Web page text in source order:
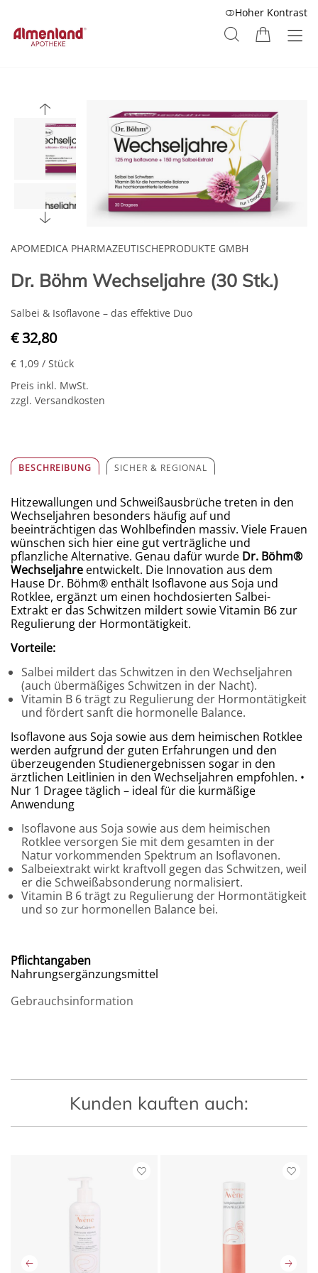
Hoher Kontrast
APOMEDICA PHARMAZEUTISCHEPRODUKTE GMBH
Dr. Böhm Wechseljahre (30 Stk.)
Salbei & Isoflavone – das effektive Duo
€ 32,80
€ 1,09 / Stück
Preis inkl. MwSt.
zzgl. Versandkosten
BESCHREIBUNG SICHER & REGIONAL
Hitzewallungen und Schweißausbrüche treten in den
Wechseljahren besonders häufig auf und
beeinträchtigen das Wohlbefinden massiv. Viele Frauen
wünschen sich hier eine gut verträgliche und
pflanzliche Alternative. Genau dafür wurde Dr. Böhm®
Wechseljahre entwickelt. Die Innovation aus dem
Hause Dr. Böhm® enthält Isoflavone aus Soja und
Rotklee, ergänzt um einen hochdosierten Salbei-
Extrakt er das Schwitzen mildert sowie Vitamin B6 zur
Regulierung der Hormontätigkeit.
Vorteile:
Salbei mildert das Schwitzen in den Wechseljahren
(auch übermäßiges Schwitzen in der Nacht).
Vitamin B 6 trägt zu Regulierung der Hormontätigkeit
und fördert sanft die hormonelle Balance.
Isoflavone aus Soja sowie aus dem heimischen Rotklee
werden aufgrund der guten Erfahrungen und den
überzeugenden Studienergebnissen sogar in den
ärztlichen Leitlinien in den Wechseljahren empfohlen. •
Nur 1 Dragee täglich – ideal für die kurmäßige
Anwendung
Isoflavone aus Soja sowie aus dem heimischen
Rotklee versorgen Sie mit dem gesamten in der
Natur vorkommenden Spektrum an Isoflavonen.
Salbeiextrakt wirkt kraftvoll gegen das Schwitzen, weil
er die Schweißabsonderung normalisiert.
Vitamin B 6 trägt zu Regulierung der Hormontätigkeit
und so zur hormonellen Balance bei.
Pflichtangaben
Nahrungsergänzungsmittel
Gebrauchsinformation
Kunden kauften auch: